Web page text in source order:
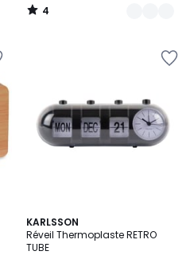
4
/
KARLSSON
Réveil Thermoplaste RETRO
TUBE
4
Couleurs